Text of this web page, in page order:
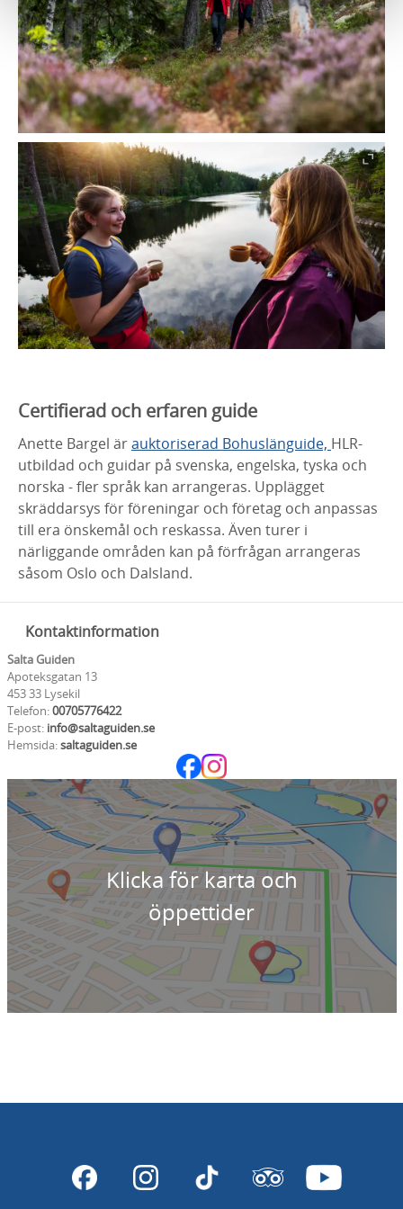
Certifierad och erfaren guide
Anette Bargel ärauktoriserad Bohuslänguide, HLR-
utbildad och guidar på svenska, engelska, tyska och
norska - fler språk kan arrangeras. Upplägget
skräddarsys för föreningar och företag och anpassas
till era önskemål och reskassa. Även turer i
närliggande områden kan på förfrågan arrangeras
såsom Oslo och Dalsland.
Kontaktinformation
Salta Guiden
Apoteksgatan 13
453 33 Lysekil
Telefon:00705776422
E-post: info@saltaguiden.se
Hemsida:saltaguiden.se
Klicka för karta och
öppettider